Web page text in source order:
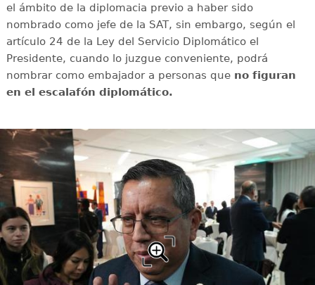
el ámbito de la diplomacia previo a haber sido
nombrado como jefe de la SAT, sin embargo, según el
artículo 24 de la Ley del Servicio Diplomático el
Presidente, cuando lo juzgue conveniente, podrá
nombrar como embajador a personas que no figuran
en el escalafón diplomático.